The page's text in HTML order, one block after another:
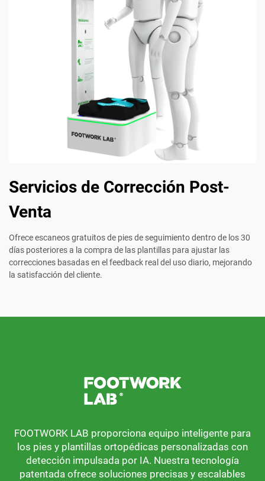
Servicios de Corrección Post-
Venta
Ofrece escaneos gratuitos de pies de seguimiento dentro de los 30
días posteriores a la compra de las plantillas para ajustar las
correcciones basadas en el feedback real del uso diario, mejorando
la satisfacción del cliente.
FOOTWORK LAB proporciona equipo inteligente para
los pies y plantillas ortopédicas personalizadas con
detección impulsada por IA. Nuestra tecnología
patentada ofrece soluciones precisas y escalables